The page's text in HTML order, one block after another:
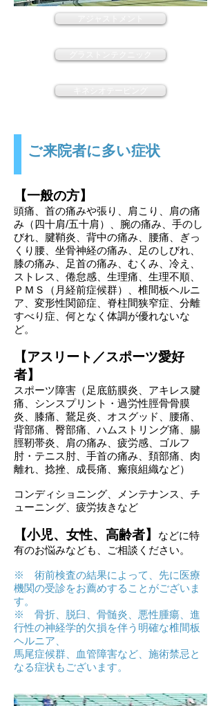
ご来院者に多い症状
【一般の方】
頭痛、首の痛みや張り、肩こり、肩の痛
み（四十肩/五十肩）、腕の痛み、手のし
びれ、腱鞘炎、背中の痛み、腰痛、ぎっ
くり腰、坐骨神経の痛み、足のしびれ、
膝の痛み、足首の痛み、むくみ、冷え、
ストレス、倦怠感、生理痛、生理不順、
ＰＭＳ（月経前症候群）、椎間板ヘルニ
ア、変形性関節症、脊柱間狭窄症、分離
すべり症、何となく体調が優れないな
ど。
【アスリート／スポーツ愛好
者】
スポーツ障害（足底筋膜炎、アキレス腱
痛、シンスプリント・過労性脛骨骨膜
炎、膝痛、鵞足炎、オスグッド、腰痛、
背部痛、臀部痛、ハムストリング痛、腸
脛靭帯炎、肩の痛み、疲労感、ゴルフ
肘・テニス肘、手首の痛み、頚部痛、肉
離れ、捻挫、成長痛、瘢痕組織など）
コンディショニング、メンテナンス、チ
ューニング、疲労抜きなど
【小児、女性、高齢者】
などに特
有のお悩みなども、ご相談ください。
※ 術前検査の結果によって、先に医療
機関の受診をお薦めすることがございま
す。
​※ 骨折、脱臼、骨髄炎、悪性腫瘍、進
行性の神経学的欠損を伴う明確な椎間板
ヘルニア、
馬尾症候群、血管障害など、施術禁忌と
なる症状もございます。